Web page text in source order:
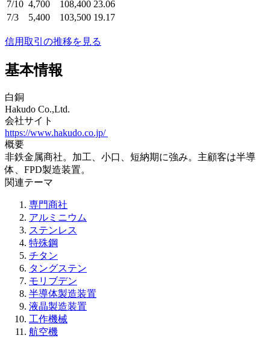
7/10 4,700 108,400 23.06
7/3
5,400 103,500 19.17
信用取引の推移を見る
基本情報
白銅
Hakudo Co.,Ltd.
会社サイト
https://www.hakudo.co.jp/
概要
非鉄金属商社。加工、小口、短納期に強み。主顧客は半導
体、FPD製造装置。
関連テーマ
専門商社
アルミニウム
ステンレス
特殊鋼
チタン
タングステン
モリブデン
半導体製造装置
液晶製造装置
工作機械
航空機